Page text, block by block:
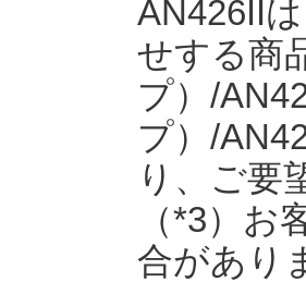
AN426II
せする商
プ）/
プ）/
り、ご
（*3）
合があり